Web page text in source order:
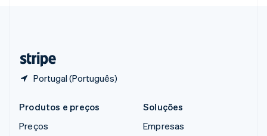
Portugal (Português)
Produtos e preços
Preços
Soluções
Empresas